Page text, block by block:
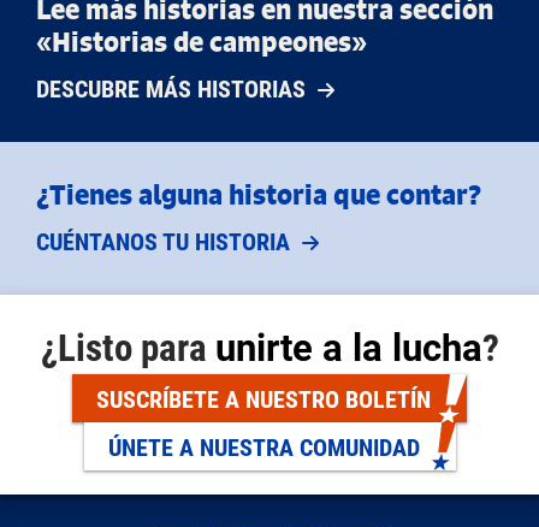
Lee más historias en nuestra sección
«Historias de campeones»
DESCUBRE MÁS HISTORIAS
¿Tienes alguna historia que contar?
CUÉNTANOS TU HISTORIA
¿Listo para unirte a la lucha?
SUSCRÍBETE A NUESTRO BOLETÍN
ÚNETE A NUESTRA COMUNIDAD